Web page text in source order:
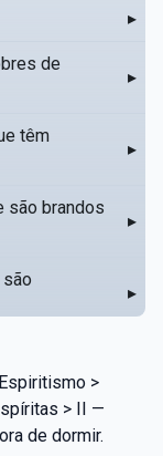
▸
de
▸
têm
▸
são brandos
▸
▸
o
>
> II —
de dormir.